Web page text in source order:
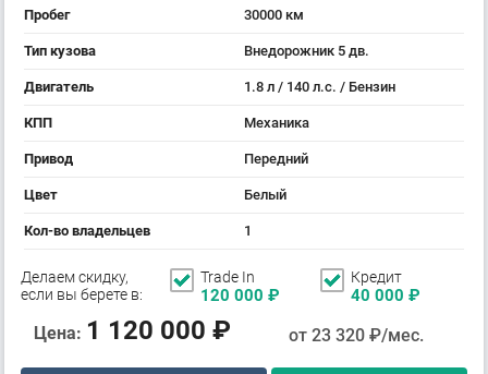
Пробег 30000 км
Тип кузова Внедорожник 5 дв.
Двигатель 1.8 л / 140 л.с. / Бензин
КПП Механика
Привод Передний
Цвет Белый
Кол-во владельцев 1
Делаем скидку,
если вы берете в:
Trade In
120 000 ₽
Кредит
40 000 ₽
Цена: 1 120 000 ₽ от 23 320₽/мес.